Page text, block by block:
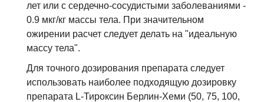
лет или с сердечно-сосудистыми заболеваниями -
0.9 мкг/кг массы тела. При значительном
ожирении расчет следует делать на "идеальную
массу тела".
Для точного дозирования препарата следует
использовать наиболее подходящую дозировку
препарата L-Тироксин Берлин-Хеми (50, 75, 100,